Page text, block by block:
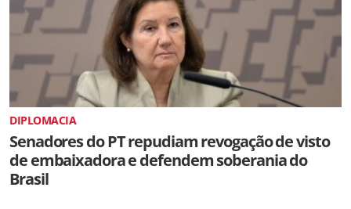
DIPLOMACIA
Senadores do PT repudiam revogação de visto
de embaixadora e defendem soberania do
Brasil